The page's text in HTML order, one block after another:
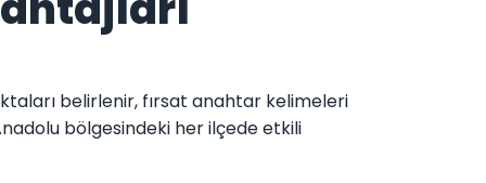
belirlenir, fırsat anahtar kelimeleri
bölgesindeki her ilçede etkili